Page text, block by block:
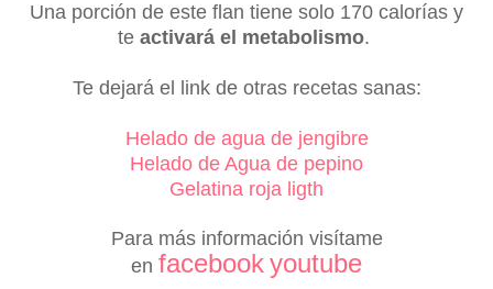
Una porción de este flan tiene solo 170 calorías y
te activará el metabolismo.
Te dejará el link de otras recetas sanas:
Helado de agua de jengibre
Helado de Agua de pepino
Gelatina roja ligth
Para más información visítame
en facebookyoutube